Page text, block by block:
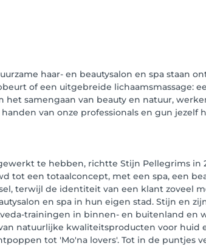
haar- en beautysalon en spa staan
of een uitgebreide lichaamsmassage:
samengaan van beauty en natuur,
van onze professionals en gun
te hebben, richtte Stijn Pellegrims in
tot een totaalconcept, met een spa, een
terwijl de identiteit van een klant zoveel
en spa in hun eigen stad. Stijn en
trainingen in binnen- en buitenland en
natuurlijke kwaliteitsproducten voor huid
tot 'Mo'na lovers'. Tot in de puntjes